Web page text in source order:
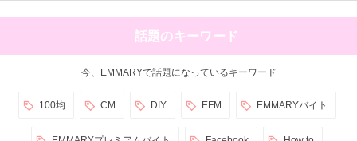
話題のキーワード
今、EMMARYで話題になっているキーワード
100均 CM DIY EFM EMMARYバイト